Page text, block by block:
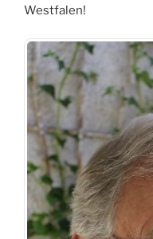
Westfalen!